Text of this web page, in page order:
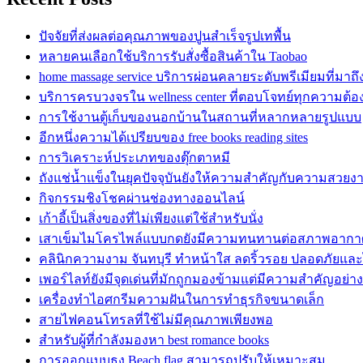
ปัจจัยที่ส่งผลต่อคุณภาพของปูนสำเร็จรูปเทพื้น
หลายคนเลือกใช้บริการรับสั่งซื้อสินค้าใน Taobao
home massage service บริการผ่อนคลายระดับพรีเมียมที่มา
บริการครบวงจรใน wellness center ที่ตอบโจทย์ทุกความต้อ
การใช้งานตู้เก็บของนอกบ้านในสถานที่หลากหลายรูปแบบ
อีกหนึ่งความได้เปรียบของ free books reading sites
การวิเคราะห์ประเภทของตุ๊กตาหมี
ถังแช่น้ำแข็งในยุคปัจจุบันยังให้ความสำคัญกับความสวยง
กิจกรรมชิงโชคผ่านช่องทางออนไลน์
เก้าอี้เป็นสิ่งของที่ไม่เพียงแต่ใช้สำหรับนั่ง
เสาเข็มไมโครไพล์แบบกดยังมีความทนทานต่อสภาพอาก
คลินิกความงาม จันทบุรี ทำหน้าใส ลดริ้วรอย ปลอดภัยแล
เพอร์ไลท์ยังมีจุดเด่นที่มักถูกมองข้ามแต่มีความสำคัญอย่าง
เครื่องทำไอศกรีมความฝันในการทำธุรกิจขนาดเล็ก
สายไฟคอนโทรลที่ใช้ไม่มีคุณภาพเพียงพอ
สำหรับผู้ที่กำลังมองหา best romance books
การออกแบบธง Beach flag สามารถปรับให้เหมาะสม